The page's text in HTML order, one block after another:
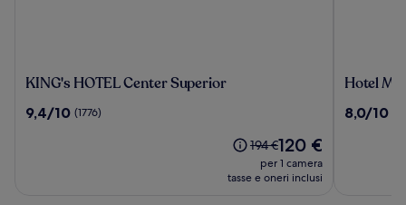
KING's
Center
KING's HOTEL Center Superior
9.4
9,4/10 (1776)
Il
prezzo
era
194 €Il
prezzo
attuale
120 €
per 1 camera
tasse e oneri inclusi
Hotel
Munich
Hotel
8.0
8,0/10